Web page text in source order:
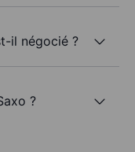
il négocié ?
?